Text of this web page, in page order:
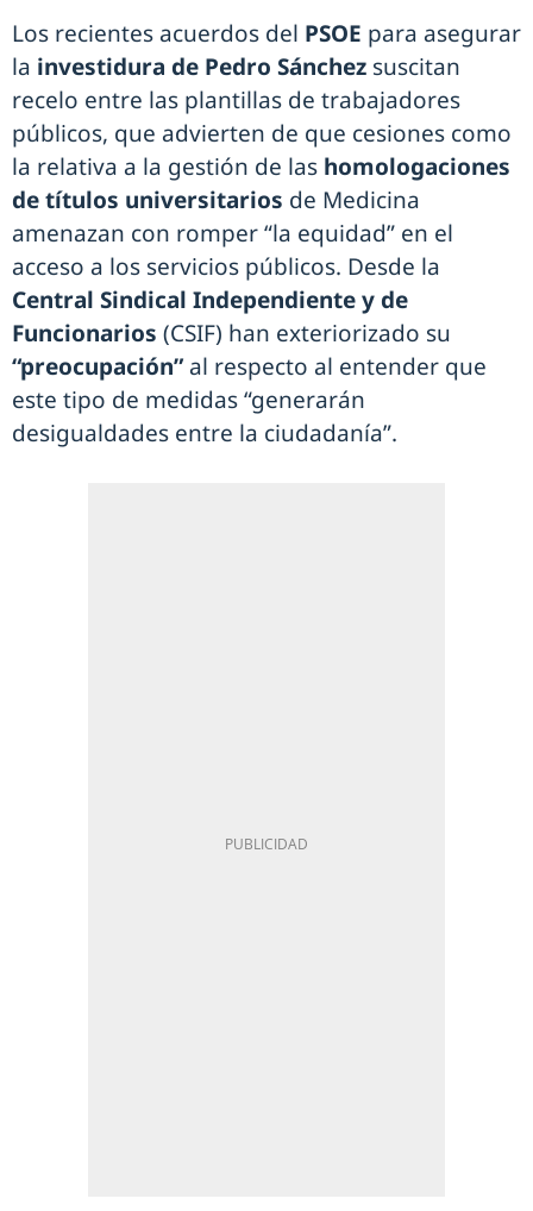
Los recientes acuerdos del PSOE para asegurar
la investidura de Pedro Sánchez suscitan
recelo entre las plantillas de trabajadores
públicos, que advierten de que cesiones como
la relativa a la gestión de las homologaciones
de títulos universitarios de Medicina
amenazan con romper “la equidad” en el
acceso a los servicios públicos. Desde la
Central Sindical Independiente y de
Funcionarios (CSIF) han exteriorizado su
“preocupación” al respecto al entender que
este tipo de medidas “generarán
desigualdades entre la ciudadanía”.